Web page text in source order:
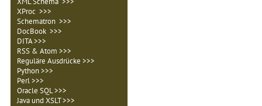
XProc >>>
Schematron >>>
DocBook >>>
DITA >>>
RSS & Atom >>>
Reguläre Ausdrücke >>>
Python >>>
Perl >>>
Oracle SQL >>>
Java und XSLT >>>